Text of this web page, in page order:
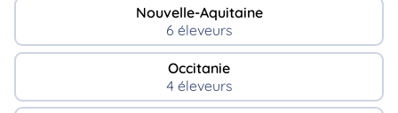
Nouvelle-Aquitaine
6 éleveurs
Occitanie
4 éleveurs